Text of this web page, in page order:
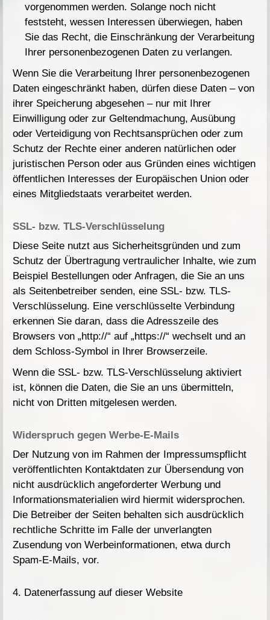
vorgenommen werden. Solange noch nicht
feststeht, wessen Interessen überwiegen, haben
Sie das Recht, die Einschränkung der Verarbeitung
Ihrer personenbezogenen Daten zu verlangen.
Wenn Sie die Verarbeitung Ihrer personenbezogenen
Daten eingeschränkt haben, dürfen diese Daten – von
ihrer Speicherung abgesehen – nur mit Ihrer
Einwilligung oder zur Geltendmachung, Ausübung
oder Verteidigung von Rechtsansprüchen oder zum
Schutz der Rechte einer anderen natürlichen oder
juristischen Person oder aus Gründen eines wichtigen
öffentlichen Interesses der Europäischen Union oder
eines Mitgliedstaats verarbeitet werden.
SSL- bzw. TLS-Verschlüsselung
Diese Seite nutzt aus Sicherheitsgründen und zum
Schutz der Übertragung vertraulicher Inhalte, wie zum
Beispiel Bestellungen oder Anfragen, die Sie an uns
als Seitenbetreiber senden, eine SSL- bzw. TLS-
Verschlüsselung. Eine verschlüsselte Verbindung
erkennen Sie daran, dass die Adresszeile des
Browsers von „http://“ auf „https://“ wechselt und an
dem Schloss-Symbol in Ihrer Browserzeile.
Wenn die SSL- bzw. TLS-Verschlüsselung aktiviert
ist, können die Daten, die Sie an uns übermitteln,
nicht von Dritten mitgelesen werden.
Widerspruch gegen Werbe-E-Mails
Der Nutzung von im Rahmen der Impressumspflicht
veröffentlichten Kontaktdaten zur Übersendung von
nicht ausdrücklich angeforderter Werbung und
Informationsmaterialien wird hiermit widersprochen.
Die Betreiber der Seiten behalten sich ausdrücklich
rechtliche Schritte im Falle der unverlangten
Zusendung von Werbeinformationen, etwa durch
Spam-E-Mails, vor.
4. Datenerfassung auf dieser Website